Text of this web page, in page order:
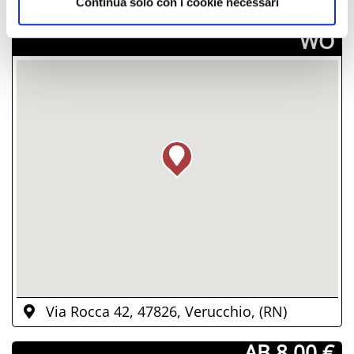
­WO
Via Rocca 42, 47826, Verucchio, (RN)